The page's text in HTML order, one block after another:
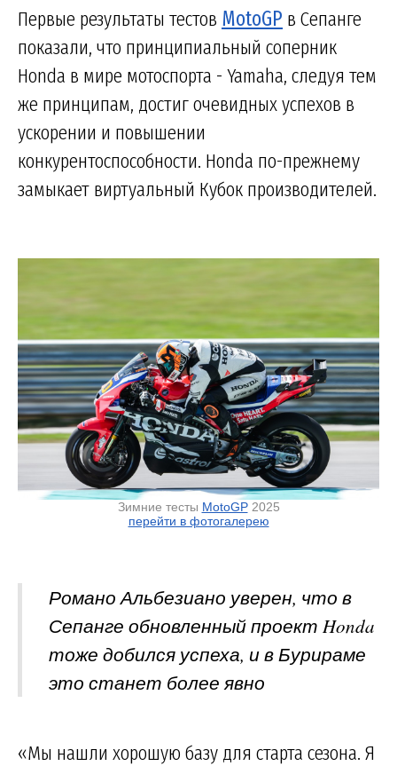
Первые результаты тестов MotoGP в Сепанге
показали, что принципиальный соперник
Honda в мире мотоспорта - Yamaha, следуя тем
же принципам, достиг очевидных успехов в
ускорении и повышении
конкурентоспособности. Honda по-прежнему
замыкает виртуальный Кубок производителей.
Зимние тесты MotoGP2025
перейти в фотогалерею
Романо Альбезиано уверен, что в
Сепанге обновленный проект Honda
тоже добился успеха, и в Бурираме
это станет более явно
«Мы нашли хорошую базу для старта сезона. Я